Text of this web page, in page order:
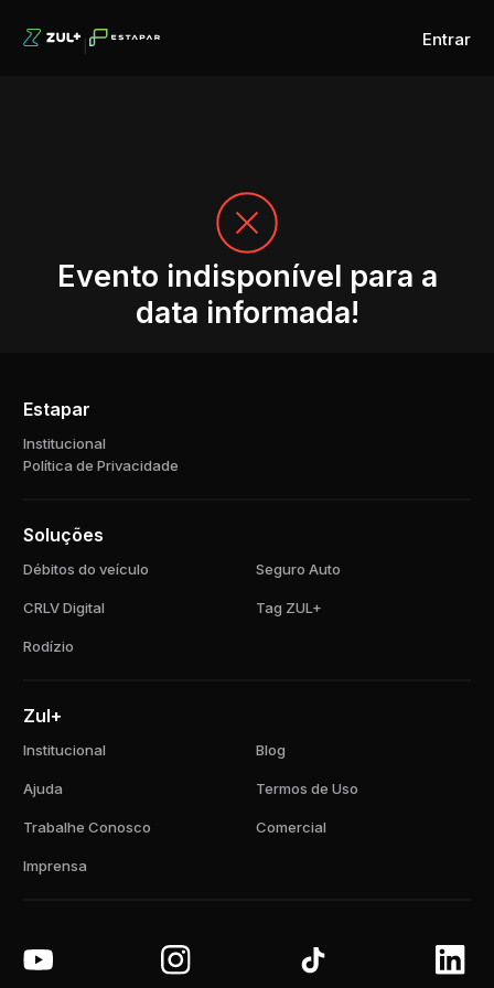
Entrar
Evento indisponível para a
data informada!
Estapar
Institucional
Política de Privacidade
Soluções
Débitos do veículo Seguro Auto
CRLV Digital Tag ZUL+
Rodízio
Zul+
Institucional Blog
Ajuda Termos de Uso
Trabalhe Conosco Comercial
Imprensa